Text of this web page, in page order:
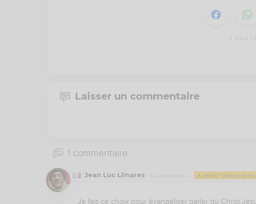
Laisser un commentaire
1 commentaire
Jean Luc Llinares Il y a 2 ans, 5 mois A voté(e) " Dans une
Je fais ce choix pour évangéliser parler du Christ